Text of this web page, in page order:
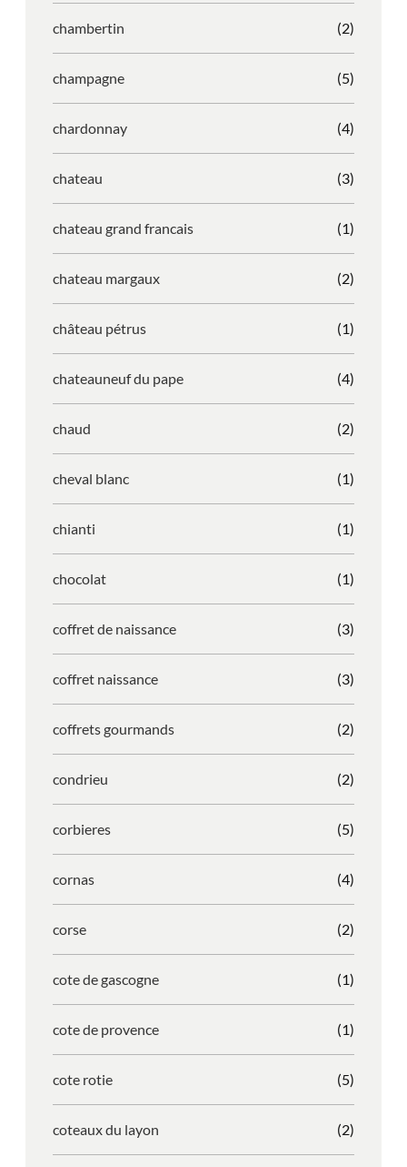
chambertin (2)
champagne (5)
chardonnay (4)
chateau (3)
chateau grand francais (1)
chateau margaux (2)
château pétrus (1)
chateauneuf du pape (4)
chaud (2)
cheval blanc (1)
chianti (1)
chocolat (1)
coffret de naissance (3)
coffret naissance (3)
coffrets gourmands (2)
condrieu (2)
corbieres (5)
cornas (4)
corse (2)
cote de gascogne (1)
cote de provence (1)
cote rotie (5)
coteaux du layon (2)